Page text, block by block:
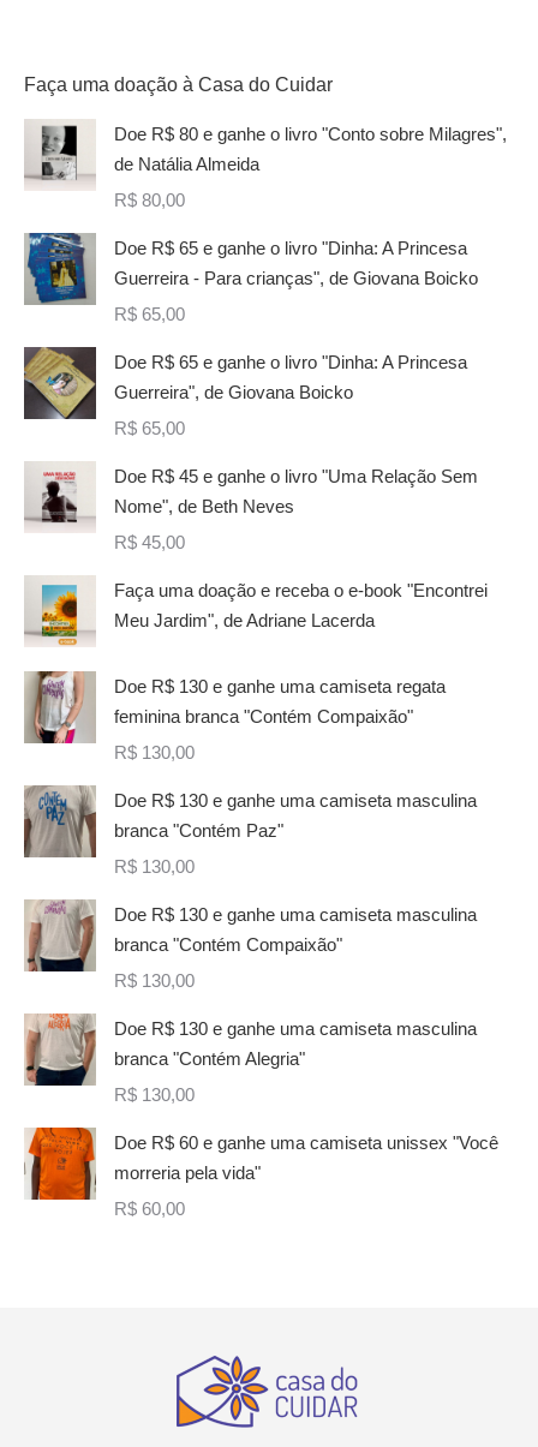
Faça uma doação à Casa do Cuidar
Doe R$ 80 e ganhe o livro "Conto sobre Milagres",
de Natália Almeida
R$ 80,00
Doe R$ 65 e ganhe o livro "Dinha: A Princesa
Guerreira - Para crianças", de Giovana Boicko
R$ 65,00
Doe R$ 65 e ganhe o livro "Dinha: A Princesa
Guerreira", de Giovana Boicko
R$ 65,00
Doe R$ 45 e ganhe o livro "Uma Relação Sem
Nome", de Beth Neves
R$ 45,00
Faça uma doação e receba o e-book "Encontrei
Meu Jardim", de Adriane Lacerda
Doe R$ 130 e ganhe uma camiseta regata
feminina branca "Contém Compaixão"
R$ 130,00
Doe R$ 130 e ganhe uma camiseta masculina
branca "Contém Paz"
R$ 130,00
Doe R$ 130 e ganhe uma camiseta masculina
branca "Contém Compaixão"
R$ 130,00
Doe R$ 130 e ganhe uma camiseta masculina
branca "Contém Alegria"
R$ 130,00
Doe R$ 60 e ganhe uma camiseta unissex "Você
morreria pela vida"
R$ 60,00